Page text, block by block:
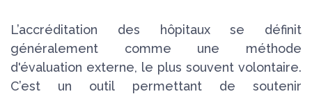
L’accréditation des hôpitaux se définit
généralement comme une méthode
d'évaluation externe, le plus souvent volontaire.
C’est un outil permettant de soutenir